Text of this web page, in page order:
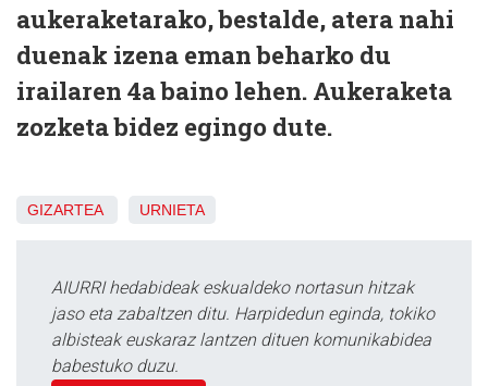
aukeraketarako, bestalde, atera nahi
duenak izena eman beharko du
irailaren 4a baino lehen. Aukeraketa
zozketa bidez egingo dute.
GIZARTEA URNIETA
AIURRI hedabideak eskualdeko nortasun hitzak
jaso eta zabaltzen ditu. Harpidedun eginda, tokiko
albisteak euskaraz lantzen dituen komunikabidea
babestuko duzu.